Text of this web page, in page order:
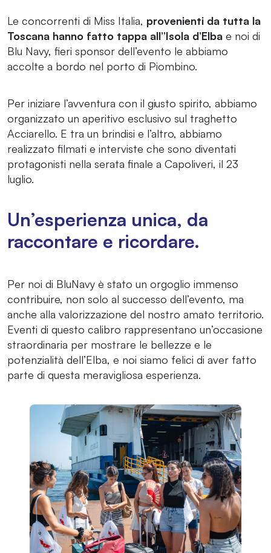
Le concorrenti di Miss Italia, provenienti da tutta la
Toscana hanno fatto tappa all’’Isola d’Elba e noi di
Blu Navy, fieri sponsor dell’evento le abbiamo
accolte a bordo nel porto di Piombino.
Per iniziare l’avventura con il giusto spirito, abbiamo
organizzato un aperitivo esclusivo sul traghetto
Acciarello. E tra un brindisi e l’altro, abbiamo
realizzato filmati e interviste che sono diventati
protagonisti nella serata finale a Capoliveri, il 23
luglio.
Un’esperienza unica, da
raccontare e ricordare.
Per noi di BluNavy è stato un orgoglio immenso
contribuire, non solo al successo dell’evento, ma
anche alla valorizzazione del nostro amato territorio.
Eventi di questo calibro rappresentano un’occasione
straordinaria per mostrare le bellezze e le
potenzialità dell’Elba, e noi siamo felici di aver fatto
parte di questa meravigliosa esperienza.